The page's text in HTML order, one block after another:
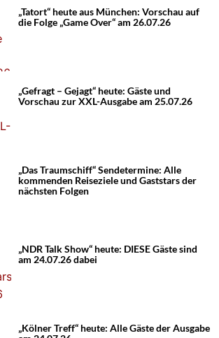
„Tatort“ heute aus München: Vorschau auf
die Folge „Game Over“ am 26.07.26
„Gefragt – Gejagt“ heute: Gäste und
Vorschau zur XXL-Ausgabe am 25.07.26
„Das Traumschiff“ Sendetermine: Alle
kommenden Reiseziele und Gaststars der
nächsten Folgen
„NDR Talk Show“ heute: DIESE Gäste sind
am 24.07.26 dabei
„Kölner Treff“ heute: Alle Gäste der Ausgabe